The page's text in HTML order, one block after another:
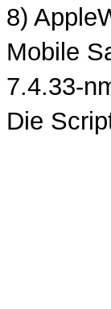
8)
Mobile
7.4.33-
Die